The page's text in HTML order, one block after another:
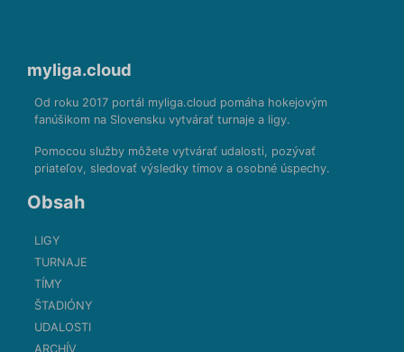
myliga.cloud
Od roku 2017 portál myliga.cloud pomáha hokejovým
fanúšikom na Slovensku vytvárať turnaje a ligy.
Pomocou služby môžete vytvárať udalosti, pozývať
priateľov, sledovať výsledky tímov a osobné úspechy.
Obsah
LIGY
TURNAJE
TÍMY
ŠTADIÓNY
UDALOSTI
ARCHÍV